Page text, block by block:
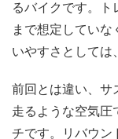
るバイクです。ト
まで想定していな
いやすさとしては
前回とは違い、サ
走るような空気圧
チです。リバウン